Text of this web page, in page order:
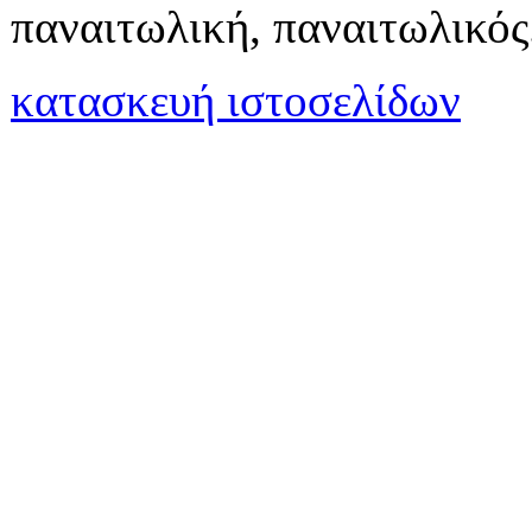
παναιτωλική,
κατασκευή ιστοσελίδων